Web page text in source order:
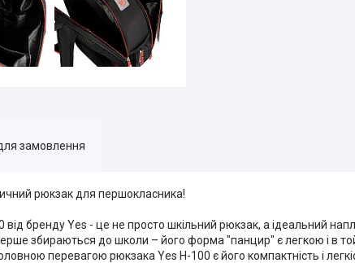
замовлення
рюкзак для першокласника!
бренду Yes - це не просто шкільний рюкзак, а ідеальний
збираються до школи – його форма "панцир" є легкою і в
перевагою рюкзака Yes H-100 є його компактність і